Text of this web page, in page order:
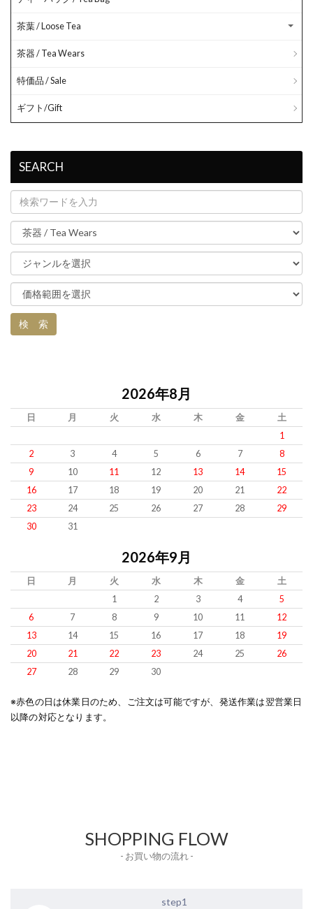
茶葉 / Loose Tea
茶器 / Tea Wears
特価品 / Sale
ギフト/Gift
SEARCH
2026年8月
日 月 火 水 木 金
土
1
2
3 4 5 6 7
8
9
10 11 12 13 14
15
16
17 18 19 20 21
22
23
24 25 26 27 28
29
30
31
2026年9月
日 月 火 水 木 金
土
1
2 3 4
5
6
7 8 9 10 11
12
13
14 15 16 17 18
19
20
21 22 23 24 25
26
27
28 29 30
※赤色の日は休業日のため、ご注文は可能ですが、発送作業は翌営業日
以降の対応となります。
SHOPPING FLOW
- お買い物の流れ -
step1